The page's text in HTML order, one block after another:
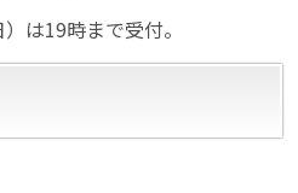
は19時まで受付。